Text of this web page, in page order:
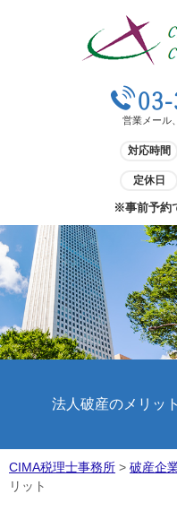
営業メール
対応時間
定休日
※事前予約
法人破産のメリッ
CIMA税理士事務所 > 破産企
リット